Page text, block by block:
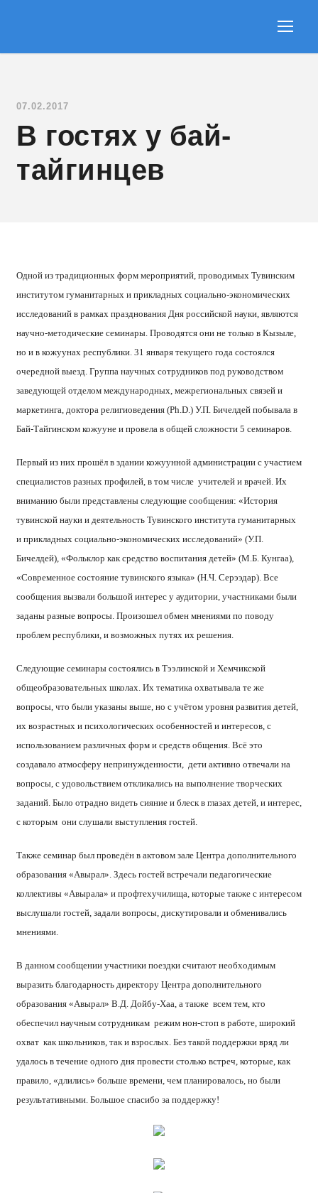
07.02.2017
В гостях у бай-
тайгинцев
Одной из традиционных форм мероприятий, проводимых Тувинским
институтом гуманитарных и прикладных социально-экономических
исследований в рамках празднования Дня российской науки, являются
научно-методические семинары. Проводятся они не только в Кызыле,
но и в кожуунах республики. 31 января текущего года состоялся
очередной выезд. Группа научных сотрудников под руководством
заведующей отделом международных, межрегиональных связей и
маркетинга, доктора религиоведения (Ph.D.) У.П. Бичелдей побывала в
Бай-Тайгинском кожууне и провела в общей сложности 5 семинаров.
Первый из них прошёл в здании кожуунной администрации с участием
специалистов разных профилей, в том числе учителей и врачей. Их
вниманию были представлены следующие сообщения: «История
тувинской науки и деятельность Тувинского института гуманитарных
и прикладных социально-экономических исследований» (У.П.
Бичелдей), «Фольклор как средство воспитания детей» (М.Б. Кунгаа),
«Современное состояние тувинского языка» (Н.Ч. Серээдар). Все
сообщения вызвали большой интерес у аудитории, участниками были
заданы разные вопросы. Произошел обмен мнениями по поводу
проблем республики, и возможных путях их решения.
Следующие семинары состоялись в Тээлинской и Хемчикской
общеобразовательных школах. Их тематика охватывала те же
вопросы, что были указаны выше, но с учётом уровня развития детей,
их возрастных и психологических особенностей и интересов, с
использованием различных форм и средств общения. Всё это
создавало атмосферу непринужденности, дети активно отвечали на
вопросы, с удовольствием откликались на выполнение творческих
заданий. Было отрадно видеть сияние и блеск в глазах детей, и интерес,
с которым они слушали выступления гостей.
Также семинар был проведён в актовом зале Центра дополнительного
образования «Авырал». Здесь гостей встречали педагогические
коллективы «Авырала» и профтехучилища, которые также с интересом
выслушали гостей, задали вопросы, дискутировали и обменивались
мнениями.
В данном сообщении участники поездки считают необходимым
выразить благодарность директору Центра дополнительного
образования «Авырал» В.Д. Дойбу-Хаа, а также всем тем, кто
обеспечил научным сотрудникам режим нон-стоп в работе, широкий
охват как школьников, так и взрослых. Без такой поддержки вряд ли
удалось в течение одного дня провести столько встреч, которые, как
правило, «длились» больше времени, чем планировалось, но были
результативными. Большое спасибо за поддержку!